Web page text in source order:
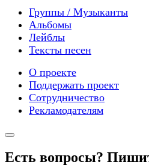
Группы / Музыканты
Альбомы
Лейблы
Тексты песен
О проекте
Поддержать проект
Сотрудничество
Рекламодателям
Есть вопросы?